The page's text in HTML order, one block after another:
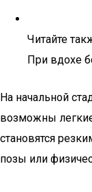
Читайте
При вдохе
На начальной
возможны
становятся
позы или